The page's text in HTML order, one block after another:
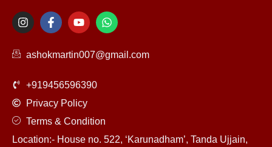
I
n
a
m
F
a
b
o
k
-
Y
o
t
u
e
W
h
s
ashokmartin007@gmail.com
+919456596390
Privacy Policy
Terms & Condition
Location:- House no. 522, ‘Karunadham’, Tanda Ujjain,